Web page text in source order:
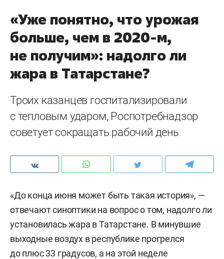
«Уже понятно, что урожая
больше, чем в 2020-м,
не получим»: надолго ли
жара в Татарстане?
Троих казанцев госпитализировали
с тепловым ударом, Роспотребнадзор
советует сокращать рабочий день
«До конца июня может быть такая история», —
отвечают синоптики на вопрос о том, надолго ли
установилась жара в Татарстане. В минувшие
выходные воздух в республике прогрелся
до плюс 33 градусов, а на этой неделе